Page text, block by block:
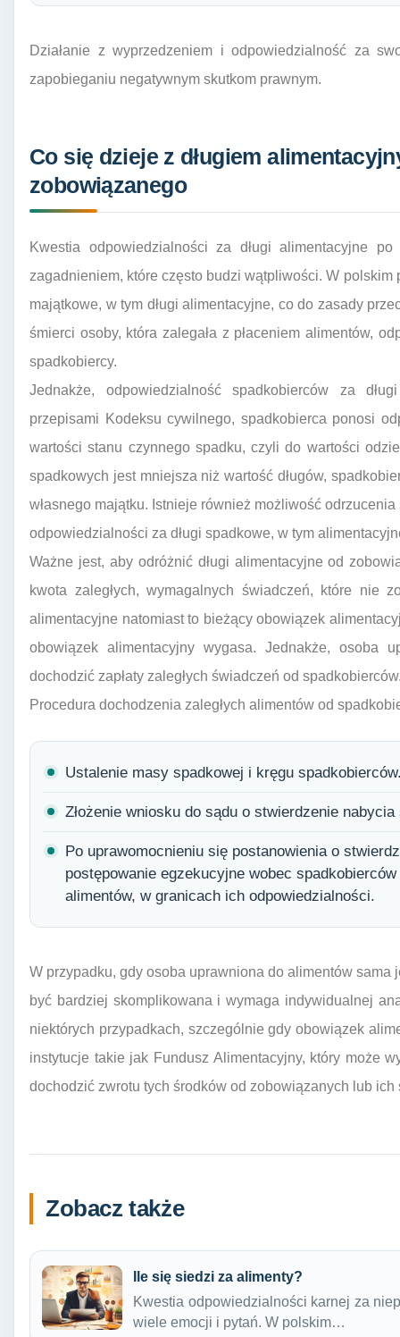
Działanie z wyprzedzeniem i odpowiedzialność za
zapobieganiu negatywnym skutkom prawnym.
Co się dzieje z długiem
zobowiązanego
Kwestia odpowiedzialności za długi alimentacyjne
zagadnieniem, które często budzi wątpliwości. W
majątkowe, w tym długi alimentacyjne, co do zasady
śmierci osoby, która zalegała z płaceniem alimentów,
spadkobiercy.
Jednakże, odpowiedzialność spadkobierców za
przepisami Kodeksu cywilnego, spadkobierca ponosi
wartości stanu czynnego spadku, czyli do wartości
spadkowych jest mniejsza niż wartość długów,
własnego majątku. Istnieje również możliwość
odpowiedzialności za długi spadkowe, w tym
Ważne jest, aby odróżnić długi alimentacyjne od
kwota zaległych, wymagalnych świadczeń, które nie
alimentacyjne natomiast to bieżący obowiązek
obowiązek alimentacyjny wygasa. Jednakże, osoba
dochodzić zapłaty zaległych świadczeń od
Procedura dochodzenia zaległych alimentów od
Ustalenie masy spadkowej i kręgu
Złożenie wniosku do sądu o stwierdzenie nabycia
Po uprawomocnieniu się postanowienia o
postępowanie egzekucyjne wobec
alimentów, w granicach ich odpowiedzialności.
W przypadku, gdy osoba uprawniona do alimentów sama
być bardziej skomplikowana i wymaga indywidualnej
niektórych przypadkach, szczególnie gdy obowiązek
instytucje takie jak Fundusz Alimentacyjny, który może
dochodzić zwrotu tych środków od zobowiązanych lub ich
Zobacz także
Ile się siedzi za alimenty?
Kwestia odpowiedzialności karnej za
wiele emocji i pytań. W polskim…